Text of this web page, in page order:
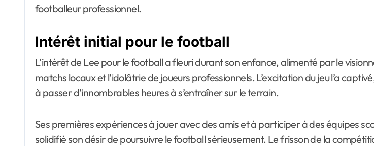
footballeur professionnel.
Intérêt initial pour le football
L’intérêt de Lee pour le football a fleuri durant son enfance, alimenté par le
matchs locaux et l’idolâtrie de joueurs professionnels. L’excitation du jeu l’a
à passer d’innombrables heures à s’entraîner sur le terrain.
Ses premières expériences à jouer avec des amis et à participer à des équipes
solidifié son désir de poursuivre le football sérieusement. Le frisson de la